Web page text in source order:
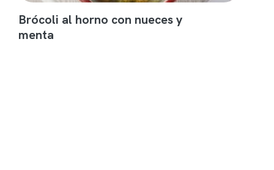
Brócoli al horno con nueces y
menta